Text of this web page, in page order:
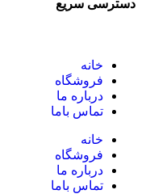
دسترسی سریع
خانه
فروشگاه
درباره ما
تماس باما
خانه
فروشگاه
درباره ما
تماس باما